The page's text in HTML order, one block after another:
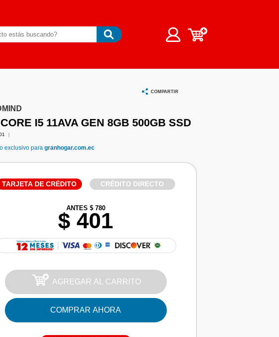
COMPARTIR
I5 11AVA GEN 8GB 500GB SSD
|
exclusivo para granhogar.com.ec
TARJETA DE CRÉDITO CRÉDITO DIRECTO
ANTES $ 780
$ 401
AGREGAR AL CARRITO
COMPRAR AHORA